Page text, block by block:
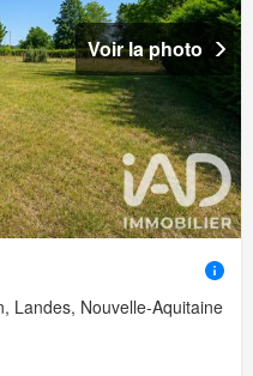
Voir la photo
Landes, Nouvelle-Aquitaine